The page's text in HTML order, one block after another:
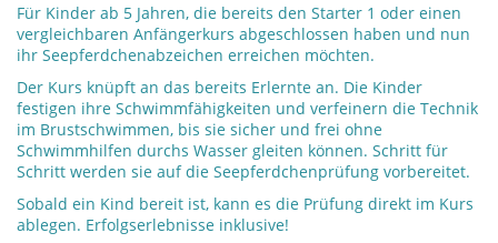
Für Kinder ab 5 Jahren, die bereits den Starter 1 oder einen
vergleichbaren Anfängerkurs abgeschlossen haben und nun
ihr Seepferdchenabzeichen erreichen möchten.
Der Kurs knüpft an das bereits Erlernte an. Die Kinder
festigen ihre Schwimmfähigkeiten und verfeinern die Technik
im Brustschwimmen, bis sie sicher und frei ohne
Schwimmhilfen durchs Wasser gleiten können. Schritt für
Schritt werden sie auf die Seepferdchenprüfung vorbereitet.
Sobald ein Kind bereit ist, kann es die Prüfung direkt im Kurs
ablegen. Erfolgserlebnisse inklusive!